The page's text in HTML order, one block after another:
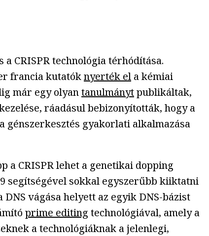
CRISPR technológia térhódítása.
francia kutatóknyerték el a kémiai
már egy olyantanulmánytpublikáltak,
ráadásul bebizonyították, hogy a
génszerkesztés gyakorlati alkalmazása
a CRISPR lehet a genetikai dopping
segítségével sokkal egyszerűbb kiiktatni
vágása helyett az egyik DNS-bázist
prime editing technológiával, amely a
a technológiáknak a jelenlegi,